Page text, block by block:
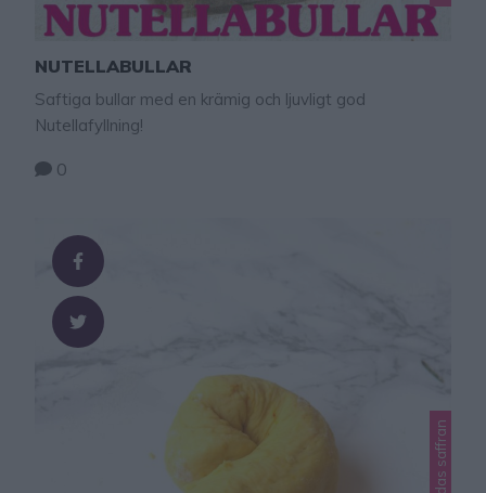
NUTELLABULLAR
Saftiga bullar med en krämig och ljuvligt god
Nutellafyllning!
0